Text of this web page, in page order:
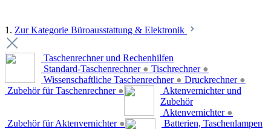
1. Zur Kategorie Büroausstattung & Elektronik
Taschenrechner und Rechenhilfen
Standard-Taschenrechner ● Tischrechner ●
Wissenschaftliche Taschenrechner ● Druckrechner ●
Zubehör für Taschenrechner ●
Aktenvernichter und
Zubehör
Aktenvernichter ●
Zubehör für Aktenvernichter ● Batterien, Taschenlampen